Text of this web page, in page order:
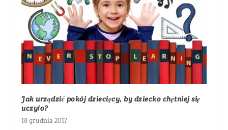
Jak urządzić pokój dziecięcy, by dziecko chętniej się
uczyło?
18 grudnia 2017